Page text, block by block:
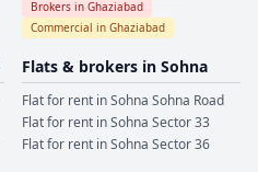
Brokers in Ghaziabad
Commercial in Ghaziabad
Flats & brokers in Sohna
Flat for rent inSohna Sohna Road
Flat for rent inSohna Sector 33
Flat for rent inSohna Sector 36